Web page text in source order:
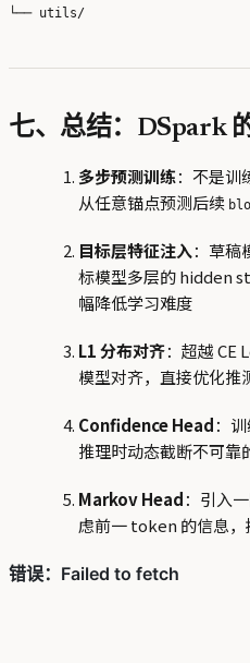
七、总结：DSpark
多步预测训练：不是
从任意锚点预测后续
目标层特征注入：草稿
标模型多层的 hidden
幅降低学习难度
L1 分布对齐：超越 CE
模型对齐，直接优化推
Confidence Head：
推理时动态截断不可
Markov Head：引入
虑前一 token 的信息